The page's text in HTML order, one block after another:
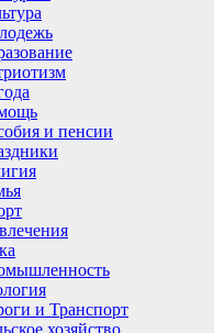
и пенсии
и Транспорт
хозяйство